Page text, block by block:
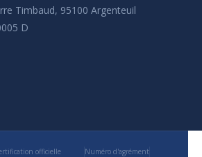
Timbaud, 95100 Argenteuil
D
officielle Numéro d'agrément